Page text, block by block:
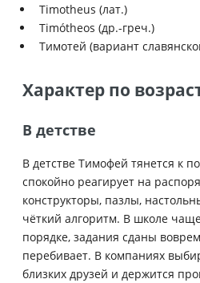
Timotheus (лат.)
Timótheos (др.-греч.)
Тимотей (вариант
Характер по
В детстве
В детстве Тимофей тянется к
спокойно реагирует на
конструкторы, пазлы,
чёткий алгоритм. В школе
порядке, задания сданы
перебивает. В компаниях
близких друзей и держится